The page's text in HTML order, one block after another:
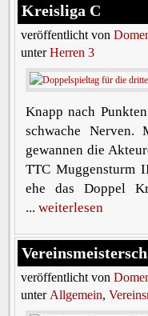
Kreisliga C
veröffentlicht von
unterHerren 3
Knapp nach
schwache
gewannen die
TTC Muggensturm
ehe das Doppel
... weiterlesen
veröffentlicht von
unter Allgemein,